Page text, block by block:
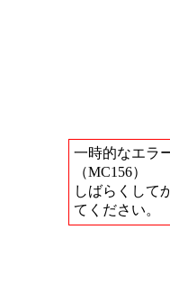
一時的なエラ
（MC156）
しばらくして
てください。